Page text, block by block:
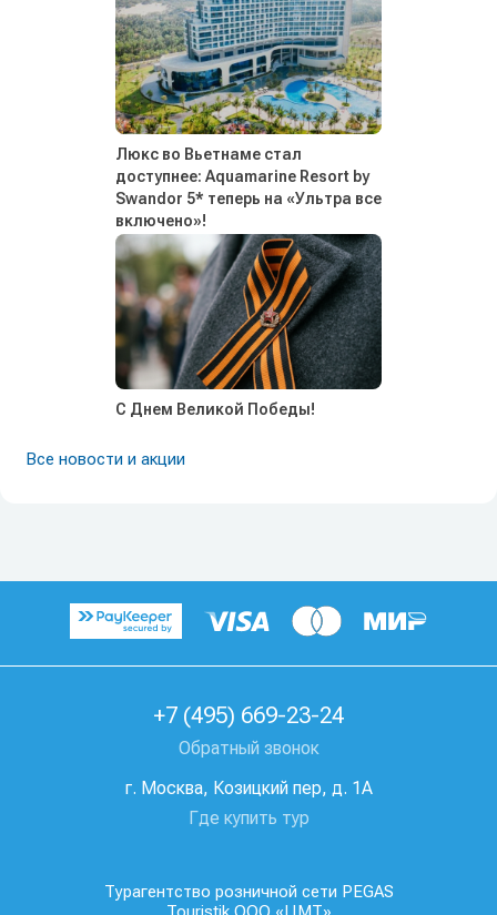
Люкс во Вьетнаме стал
доступнее: Aquamarine Resort by
Swandor 5* теперь на «Ультра все
включено»!
С Днем Великой Победы!
Все новости и акции
Турагентство розничной сети PEGAS
+7 (495) 669-23-24
Обратный звонок
г. Москва, Козицкий пер, д. 1А
Где купить тур